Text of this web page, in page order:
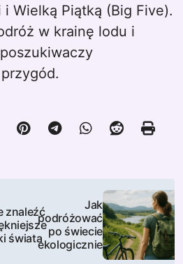
Wielką Piątką (Big Five).
w krainę lodu i
znaleźć
świata
Jak
podróżować
po świecie
ekologicznie